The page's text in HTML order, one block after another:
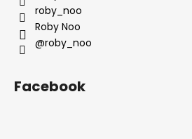
roby_noo
Roby Noo
@roby_noo
Facebook